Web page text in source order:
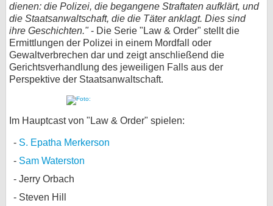
dienen: die Polizei, die begangene Straftaten aufklärt, und
die Staatsanwaltschaft, die die Täter anklagt. Dies sind
ihre Geschichten."- Die Serie "Law & Order" stellt die
Ermittlungen der Polizei in einem Mordfall oder
Gewaltverbrechen dar und zeigt anschließend die
Gerichtsverhandlung des jeweiligen Falls aus der
Perspektive der Staatsanwaltschaft.
Im Hauptcast von "Law & Order" spielen:
S. Epatha Merkerson
Sam Waterston
Jerry Orbach
Steven Hill